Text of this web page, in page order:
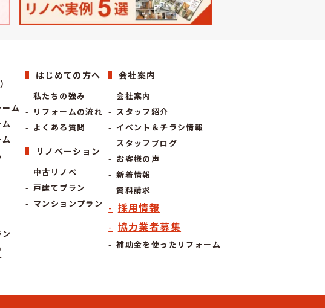
ム
はじめての方へ
私たちの強み
リフォームの流れ
よくある質問
リノベーション
中古リノベ
戸建てプラン
マンションプラン
会社案内
会社案内
スタッフ紹介
イベント＆チラシ情報
スタッフブログ
お客様の声
新着情報
資料請求
採用情報
協力業者募集
補助金を使ったリフォーム